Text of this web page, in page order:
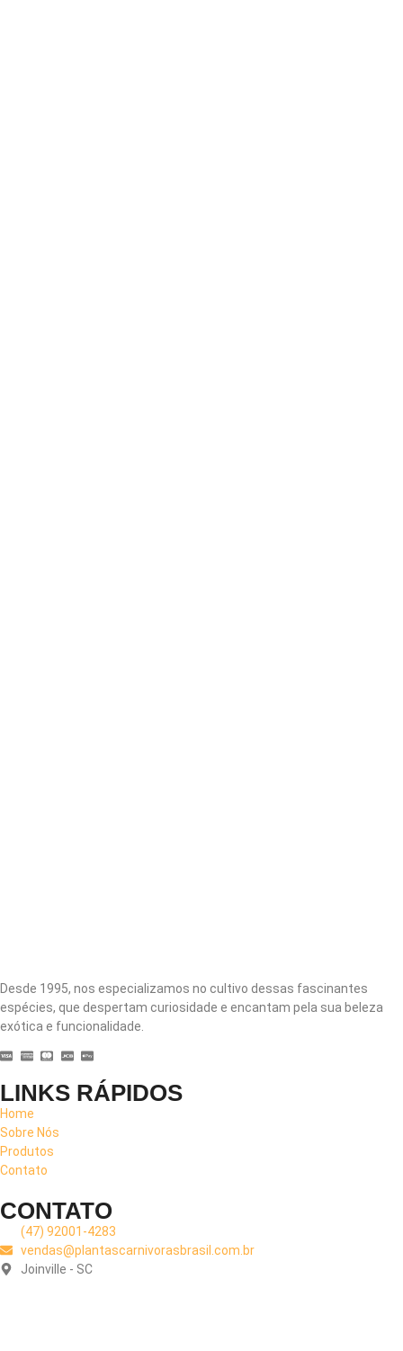
Desde 1995, nos especializamos no cultivo dessas fascinantes
espécies, que despertam curiosidade e encantam pela sua beleza
exótica e funcionalidade.
LINKS RÁPIDOS
Home
Sobre Nós
Produtos
Contato
CONTATO
(47) 92001-4283
vendas@plantascarnivorasbrasil.com.br
Joinville - SC